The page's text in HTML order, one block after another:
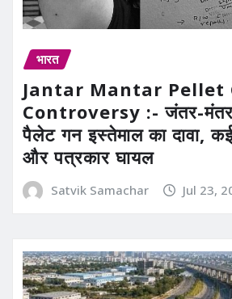
भारत
Jantar Mantar Pellet
Controversy :- जंतर-मंतर
पैलेट गन इस्तेमाल का दावा, कई
और पत्रकार घायल
Satvik Samachar Jul 23,